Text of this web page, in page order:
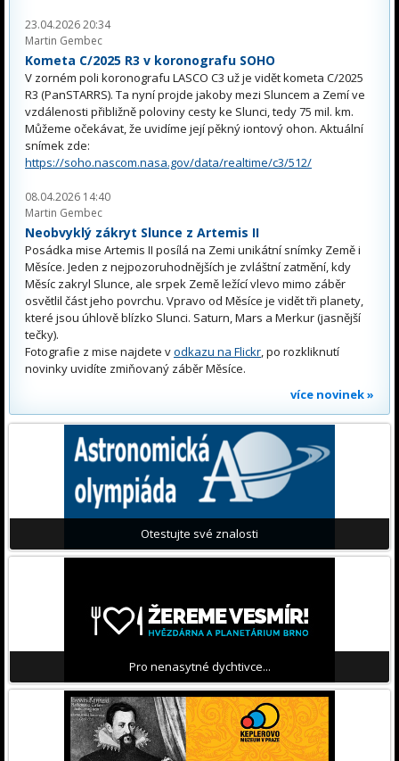
23.04.2026 20:34
Martin Gembec
Kometa C/2025 R3 v koronografu SOHO
V zorném poli koronografu LASCO C3 už je vidět kometa C/2025
R3 (PanSTARRS). Ta nyní projde jakoby mezi Sluncem a Zemí ve
vzdálenosti přibližně poloviny cesty ke Slunci, tedy 75 mil. km.
Můžeme očekávat, že uvidíme její pěkný iontový ohon. Aktuální
snímek zde:
https://soho.nascom.nasa.gov/data/realtime/c3/512/
08.04.2026 14:40
Martin Gembec
Neobvyklý zákryt Slunce z Artemis II
Posádka mise Artemis II posílá na Zemi unikátní snímky Země i
Měsíce. Jeden z nejpozoruhodnějších je zvláštní zatmění, kdy
Měsíc zakryl Slunce, ale srpek Země ležící vlevo mimo záběr
osvětlil část jeho povrchu. Vpravo od Měsíce je vidět tři planety,
které jsou úhlově blízko Slunci. Saturn, Mars a Merkur (jasnější
tečky).
Fotografie z mise najdete vodkazu na Flickr, po rozkliknutí
novinky uvidíte zmiňovaný záběr Měsíce.
více novinek »
Otestujte své znalosti
Pro nenasytné dychtivce...